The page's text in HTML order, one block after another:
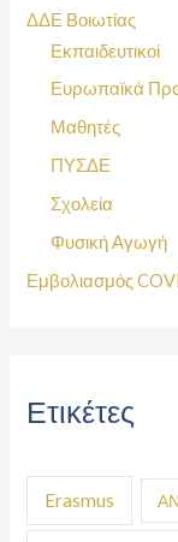
ΔΔΕ Βοιωτίας
Εκπαιδευτικοί
Ευρωπαϊκά
Μαθητές
ΠΥΣΔΕ
Σχολεία
Φυσική Αγωγή
Εμβολιασμός
Ετικέτες
Erasmus